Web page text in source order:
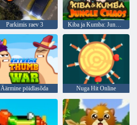
Parkimis raev 3 Kiba ja Kumba: Jungle kaos
Äärmine pöidlasõda Nuga Hit Online